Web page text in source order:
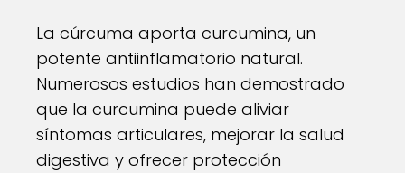
La cúrcuma aporta curcumina, un
potente antiinflamatorio natural.
Numerosos estudios han demostrado
que la curcumina puede aliviar
síntomas articulares, mejorar la salud
digestiva y ofrecer protección